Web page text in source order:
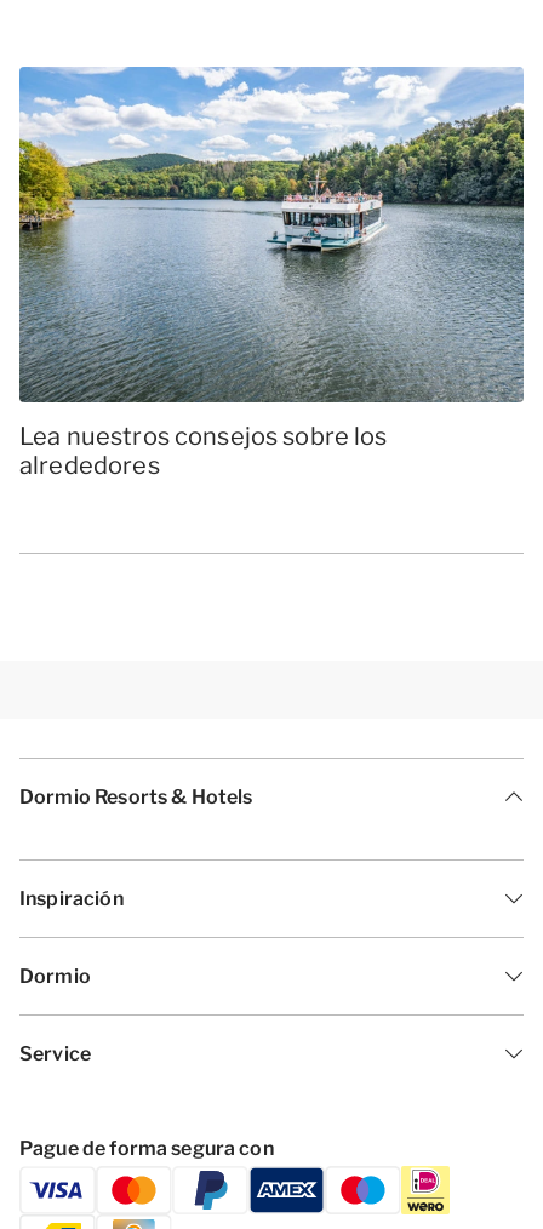
Lea nuestros consejos sobre los
alrededores
Dormio Resorts & Hotels
Inspiración
Dormio
Service
Pague de forma segura con